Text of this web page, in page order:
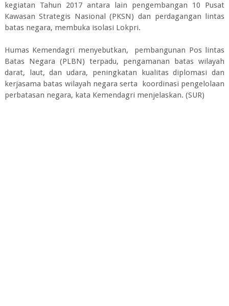
kegiatan Tahun 2017 antara lain pengembangan 10 Pusat
Kawasan Strategis Nasional (PKSN) dan perdagangan lintas
batas negara, membuka isolasi Lokpri.
Humas Kemendagri menyebutkan, pembangunan Pos lintas
Batas Negara (PLBN) terpadu, pengamanan batas wilayah
darat, laut, dan udara, peningkatan kualitas diplomasi dan
kerjasama batas wilayah negara serta koordinasi pengelolaan
perbatasan negara, kata Kemendagri menjelaskan. (SUR)